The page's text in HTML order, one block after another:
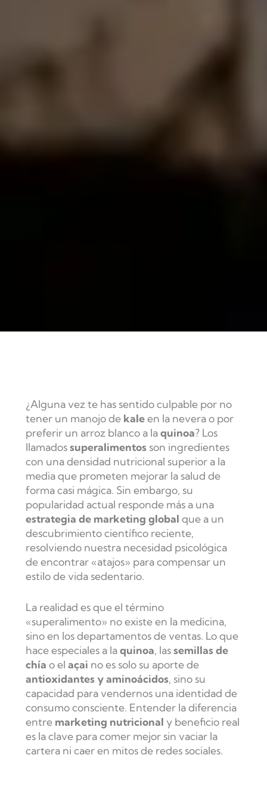
¿Alguna vez te has sentido culpable por no
tener un manojo de kaleen la nevera o por
preferir un arroz blanco a laquinoa? Los
llamadossuperalimentos son ingredientes
con una densidad nutricional superior a la
media que prometen mejorar la salud de
forma casi mágica. Sin embargo, su
popularidad actual responde más a una
estrategia de marketing global que a un
descubrimiento científico reciente,
resolviendo nuestra necesidad psicológica
de encontrar «atajos» para compensar un
estilo de vida sedentario.
La realidad es que el término
«superalimento» no existe en la medicina,
sino en los departamentos de ventas. Lo que
hace especiales a laquinoa, lassemillas de
chía o el açai no es solo su aporte de
antioxidantes y aminoácidos, sino su
capacidad para vendernos una identidad de
consumo consciente. Entender la diferencia
entre marketing nutricional y beneficio real
es la clave para comer mejor sin vaciar la
cartera ni caer en mitos de redes sociales.